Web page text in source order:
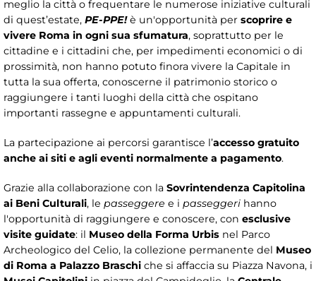
meglio la città o frequentare le numerose iniziative culturali
di quest’estate, PE-PPE!è un'opportunità per scoprire e
vivere Roma in ogni sua sfumatura, soprattutto per le
cittadine e i cittadini che, per impedimenti economici o di
prossimità, non hanno potuto finora vivere la Capitale in
tutta la sua offerta, conoscerne il patrimonio storico o
raggiungere i tanti luoghi della città che ospitano
importanti rassegne e appuntamenti culturali.
La partecipazione ai percorsi garantisce l’accesso gratuito
anche ai siti e agli eventi normalmente a pagamento.
Grazie alla collaborazione con la Sovrintendenza Capitolina
ai Beni Culturali, le passeggere e i passeggeri hanno
l'opportunità di raggiungere e conoscere, con esclusive
visite guidate: il Museo della Forma Urbis nel Parco
Archeologico del Celio, la collezione permanente del Museo
di Roma a Palazzo Braschi che si affaccia su Piazza Navona, i